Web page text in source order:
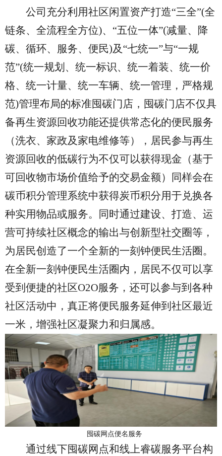
公司充分利用社区闲置资产打造“三全”(全
链条、全流程全方位)、“五位一体”(减量、降
碳、循环、服务、便民)及“七统一”与“一规
范”(统一规划、统一标识、统一着装、统一价
格、统一计量、统一车辆、统一管理，严格规
范)管理布局的标准囤碳门店， 囤碳门店不仅具
备再生资源回收功能还提供常态化的便民服务
（洗衣、家政及家电维修等），居民参与再生
资源回收的低碳行为不仅可以获得现金（基于
可回收物市场价值给予的交易金额）同样会在
碳币积分管理系统中获得炭币积分用于兑换各
种实用物品或服务。同时通过建设、打造、运
营可持续社区概念的输出与创新型社交圈等，
为居民创造了一个全新的一刻钟便民生活圈。
在全新一刻钟便民生活圈内，居民不仅可以享
受到便捷的社区O2O服务，还可以参与到各种
社区活动中， 真正将便民服务延伸到社区最近
一米 ， 增强社区凝聚力和归属感。
囤碳网点便名服务
通过线下囤碳网点和线上睿碳服务平台构